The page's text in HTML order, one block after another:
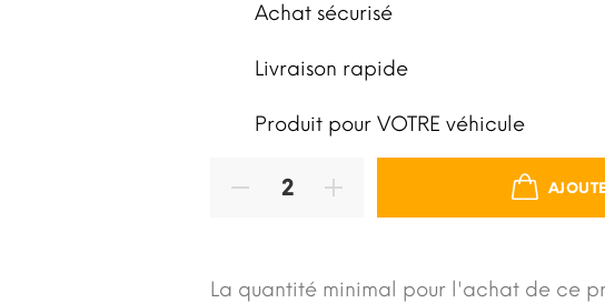
Achat sécurisé
Livraison rapide
Produit pour VOTRE véhicule
La quantité minimal pour l'achat de ce